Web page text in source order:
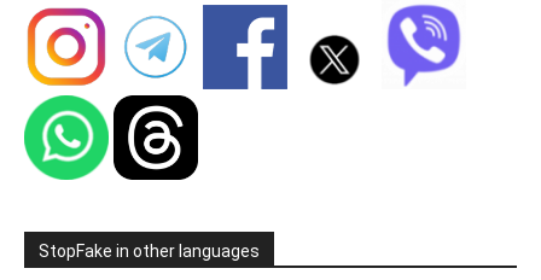
StopFake in other languages